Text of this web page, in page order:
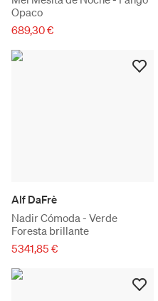
Opaco
689,30 €
Alf DaFrè
Nadir Cómoda - Verde
Foresta brillante
5341,85 €